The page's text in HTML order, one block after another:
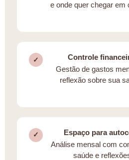
e onde quer chegar em
✓
Controle
Gestão de gastos
reflexão sobre sua
✓
Espaço para
Análise mensal com
saúde e